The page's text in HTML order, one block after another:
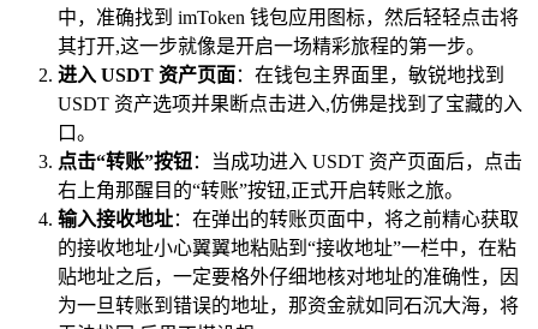
中，准确找到 imToken 钱包应用图标，然后轻轻点击将
其打开,这一步就像是开启一场精彩旅程的第一步。
进入 USDT 资产页面：在钱包主界面里，敏锐地找到
USDT 资产选项并果断点击进入,仿佛是找到了宝藏的入
口。
点击“转账”按钮：当成功进入 USDT 资产页面后，点击
右上角那醒目的“转账”按钮,正式开启转账之旅。
输入接收地址：在弹出的转账页面中，将之前精心获取
的接收地址小心翼翼地粘贴到“接收地址”一栏中，在粘
贴地址之后，一定要格外仔细地核对地址的准确性，因
为一旦转账到错误的地址，那资金就如同石沉大海，将